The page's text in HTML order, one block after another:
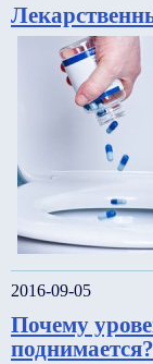
2016-09-05
Почему
поднимается?